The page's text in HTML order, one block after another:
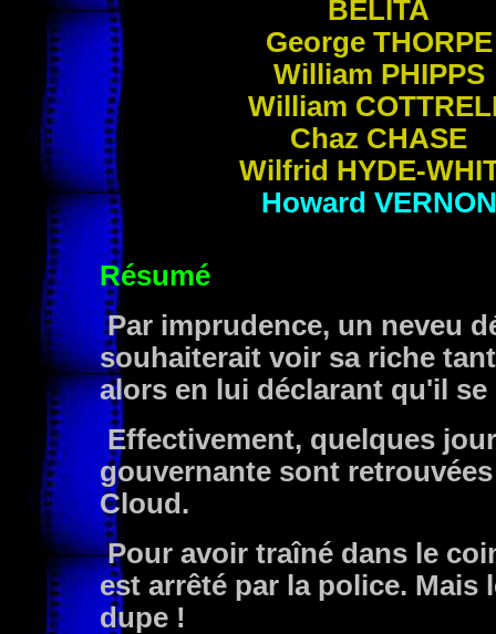
BELITA
George THORPE
William PHIPPS
William
Chaz CHASE
Wilfrid HYDE-
Howard VERNON
Résumé
Par imprudence, un neveu
souhaiterait voir sa riche
alors en lui déclarant qu'il
Effectivement, quelques
gouvernante sont
Cloud.
Pour avoir traîné dans le
est arrêté par la police. Mais
dupe !